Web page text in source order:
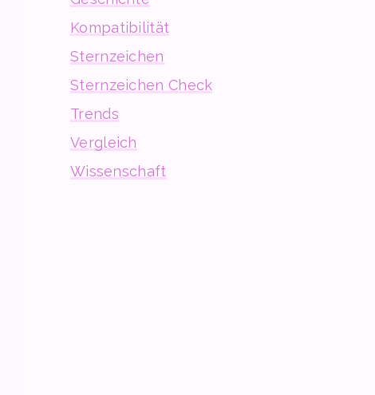
Kompatibilität
Sternzeichen
Sternzeichen Check
Trends
Vergleich
Wissenschaft